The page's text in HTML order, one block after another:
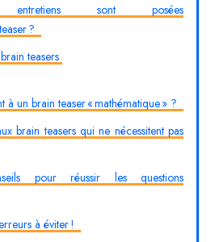
sont posées
?
teasers
un brain teaser « mathématique » ?
brain teasers qui ne nécessitent pas
pour réussir les questions
à éviter !